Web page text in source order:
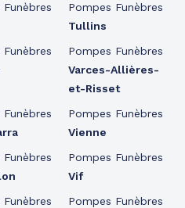
Pompes Funèbres
Tullins
Pompes Funèbres
Varces-Allières-
et-Risset
Pompes Funèbres
Vienne
Pompes Funèbres
Vif
Pompes Funèbres